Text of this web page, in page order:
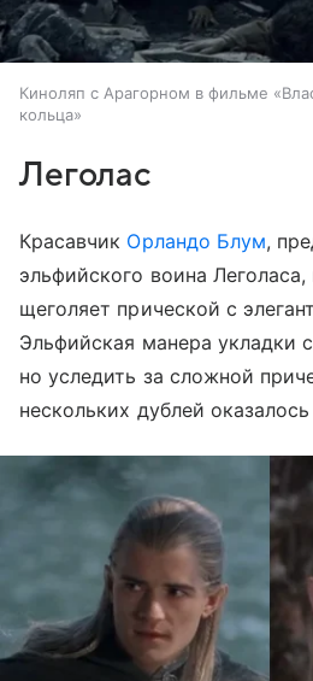
Киноляп с Арагорном в фильме
кольца»
Леголас
Красавчик Орландо Блум,
эльфийского воина
щеголяет прической с
Эльфийская манера укладки
но уследить за сложной
нескольких дублей